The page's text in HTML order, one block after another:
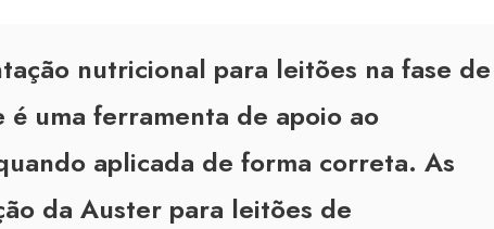
nutricional para leitões na fase de
é uma ferramenta de apoio ao
aplicada de forma correta. As
da Auster para leitões de